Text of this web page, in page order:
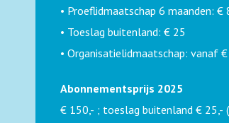
• Proeflidmaatschap 6 maanden: €
• Toeslag buitenland: € 25
• Organisatielidmaatschap: vanaf
Abonnementsprijs 2025
€ 150,- ; toeslag buitenland € 25,-